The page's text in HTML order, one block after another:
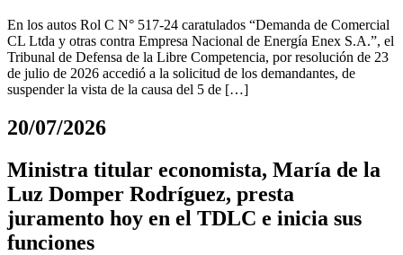
En los autos Rol C N° 517-24 caratulados “Demanda de Comercial
CL Ltda y otras contra Empresa Nacional de Energía Enex S.A.”, el
Tribunal de Defensa de la Libre Competencia, por resolución de 23
de julio de 2026 accedió a la solicitud de los demandantes, de
suspender la vista de la causa del 5 de […]
20/07/2026
Ministra titular economista, María de la
Luz Domper Rodríguez, presta
juramento hoy en el TDLC e inicia sus
funciones